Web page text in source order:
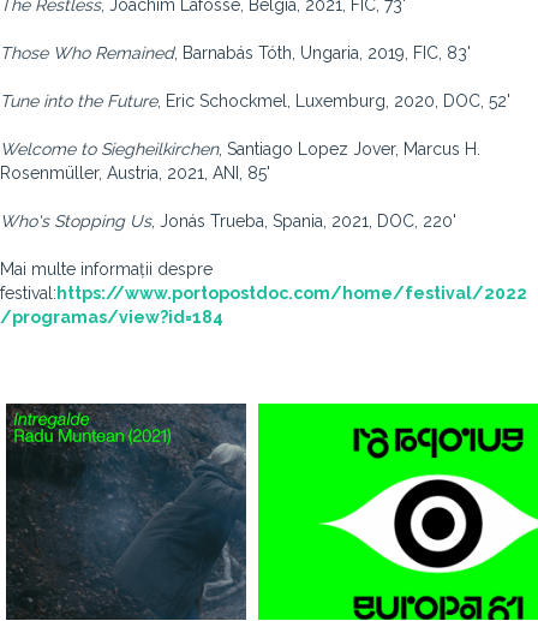
The Restless, Joachim Lafosse, Belgia, 2021, FIC, 73'
Those Who Remained, Barnabás Tóth, Ungaria, 2019, FIC, 83'
Tune into the Future, Eric Schockmel, Luxemburg, 2020, DOC, 52'
Welcome to Siegheilkirchen, Santiago Lopez Jover, Marcus H.
Rosenmüller, Austria, 2021, ANI, 85'
Who's Stopping Us, Jonás Trueba, Spania, 2021, DOC, 220'
Mai multe informații despre
festival: https://www.portopostdoc.com/home/festival/2022
/programas/view?id=184